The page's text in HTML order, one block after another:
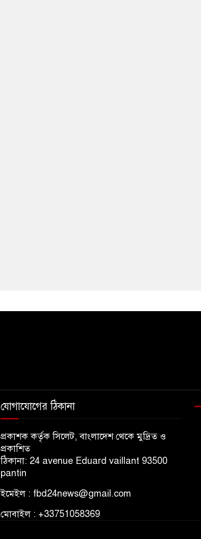
যোগাযোগের ঠিকানা
প্রকাশক কর্তৃক সিলেট, বাংলাদেশ থেকে মুদ্রিত ও
প্রকাশিত
ঠিকানা: 24 avenue Eduard vaillant 93500
pantin
ইমেইল : fbd24news@gmail.com
মোবাইল : +33751058369